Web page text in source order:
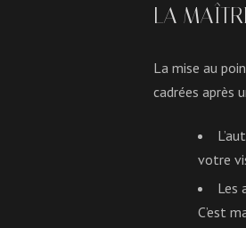
LA
La mise au
cadrées après
votre
Les
C’est